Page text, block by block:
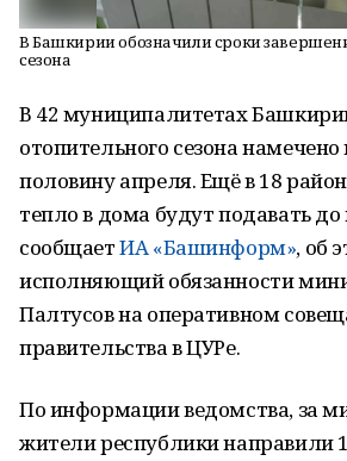
В Башкирии обозначили сроки
сезона
В 42 муниципалитетах
отопительного сезона
половину апреля. Ещё в 18
тепло в дома будут подавать
сообщаетИА «Башинформ», об
исполняющий обязанности
Палтусов на оперативном
правительства в ЦУРе.
По информации ведомства, за
жители республики направили